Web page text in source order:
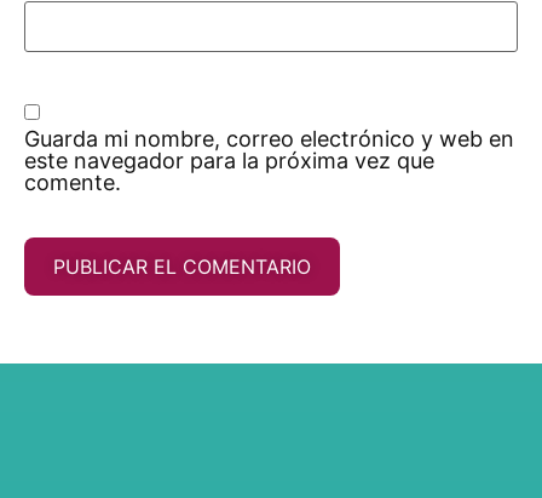
Guarda mi nombre, correo electrónico y web en
este navegador para la próxima vez que
comente.